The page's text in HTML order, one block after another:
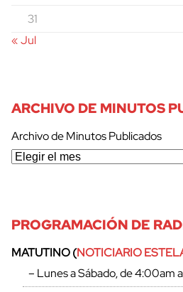
31
« Jul
ARCHIVO DE MINUTOS
Archivo de Minutos Publicados
PROGRAMACIÓN DE
MATUTINO (NOTICIARIO
– Lunes a Sábado, de 4:00am